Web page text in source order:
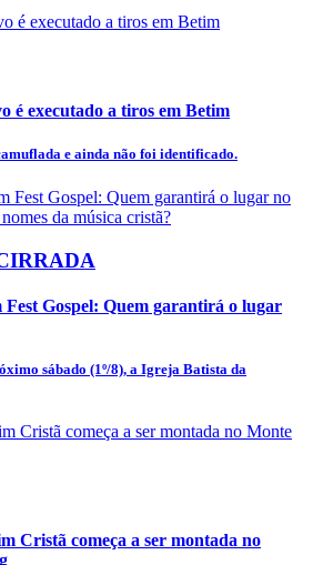
é executado a tiros em Betim
e ainda não foi identificado.
Gospel: Quem garantirá o lugar
sábado (1º/8), a Igreja Batista da
Cristã começa a ser montada no